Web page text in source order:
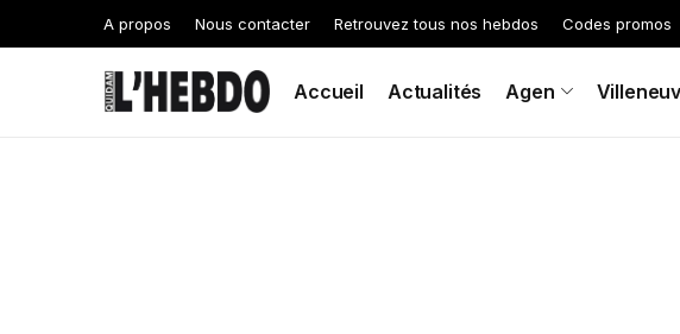
A propos Nous contacter Retrouvez tous nos hebdos Codes promos
Accueil Actualités Agen